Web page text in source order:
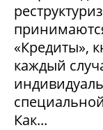
«Кредиты»,
каждый
Как...